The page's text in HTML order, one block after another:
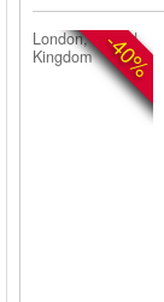
-40%
London, United
Kingdom